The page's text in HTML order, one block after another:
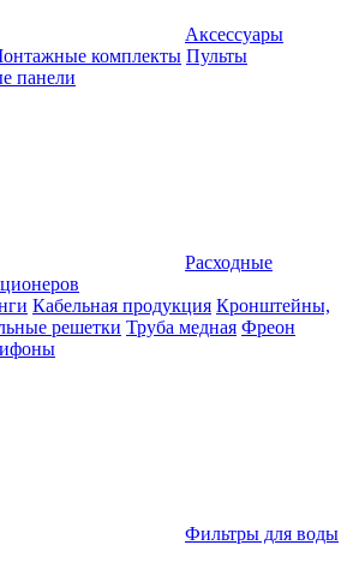
Аксессуары
комплекты Пульты
панели
Расходные
Кабельная продукция Кронштейны,
решетки Труба медная Фреон
Фильтры для воды